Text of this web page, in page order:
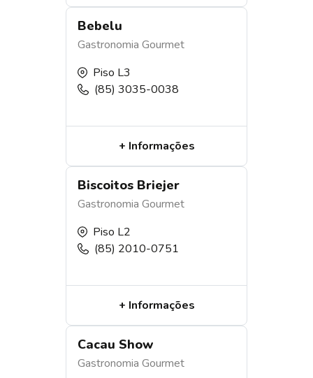
Bebelu
Gastronomia Gourmet
Piso L3
(85) 3035-0038
+ Informações
Biscoitos Briejer
Gastronomia Gourmet
Piso L2
(85) 2010-0751
+ Informações
Cacau Show
Gastronomia Gourmet